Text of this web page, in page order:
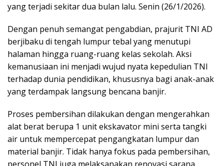
yang terjadi sekitar dua bulan lalu. Senin (26/1/2026).
Dengan penuh semangat pengabdian, prajurit TNI AD
berjibaku di tengah lumpur tebal yang menutupi
halaman hingga ruang-ruang kelas sekolah. Aksi
kemanusiaan ini menjadi wujud nyata kepedulian TNI
terhadap dunia pendidikan, khususnya bagi anak-anak
yang terdampak langsung bencana banjir.
Proses pembersihan dilakukan dengan mengerahkan
alat berat berupa 1 unit ekskavator mini serta tangki
air untuk mempercepat pengangkatan lumpur dan
material banjir. Tidak hanya fokus pada pembersihan,